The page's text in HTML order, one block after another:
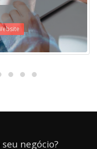
negócio?